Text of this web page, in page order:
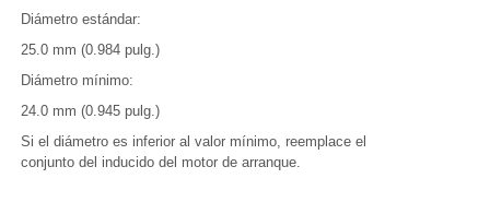
Diámetro estándar:
25.0 mm (0.984 pulg.)
Diámetro mínimo:
24.0 mm (0.945 pulg.)
Si el diámetro es inferior al valor mínimo, reemplace el
conjunto del inducido del motor de arranque.